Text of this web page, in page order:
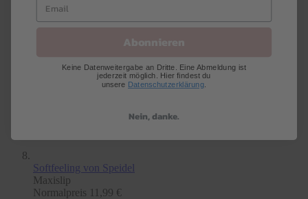
Softfeeling von Speidel
Maxislip
Normalpreis 11,99 €
Keine Datenweitergabe an Dritte. Eine Abmeldung ist
jederzeit möglich. Hier findest du
unsere Datenschutzerklärung.
Nein, danke.